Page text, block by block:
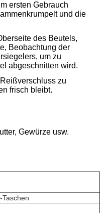
ersten Gebrauch
und die
des Beutels,
Beobachtung der
um zu
abgeschnitten wird.
zu
frisch bleibt.
Gewürze usw.